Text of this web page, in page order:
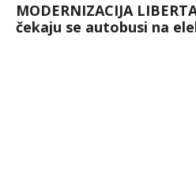
MODERNIZACIJA
čekaju se autobusi na